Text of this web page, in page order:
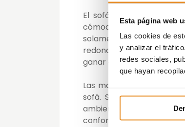
Esta página web
Las cookies de
y analizar el
redes sociales,
que hayan
El sofá es el verdadero
cómodo y estéticamente
solamente los cojines del
redondeadas aportan
ganar dinamismo. Eso sí,
Las mantas con pelo
sofá. Son un excelente
ambiente. Aquellas
confortable.